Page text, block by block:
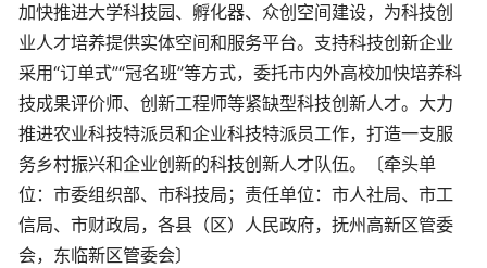
加快推进大学科技园、孵化器、众创空间建设，为科技创
业人才培养提供实体空间和服务平台。支持科技创新企业
采用“订单式”“冠名班”等方式，委托市内外高校加快培养科
技成果评价师、创新工程师等紧缺型科技创新人才。大力
推进农业科技特派员和企业科技特派员工作，打造一支服
务乡村振兴和企业创新的科技创新人才队伍。〔牵头单
位：市委组织部、市科技局；责任单位：市人社局、市工
信局、市财政局，各县（区）人民政府，抚州高新区管委
会，东临新区管委会〕